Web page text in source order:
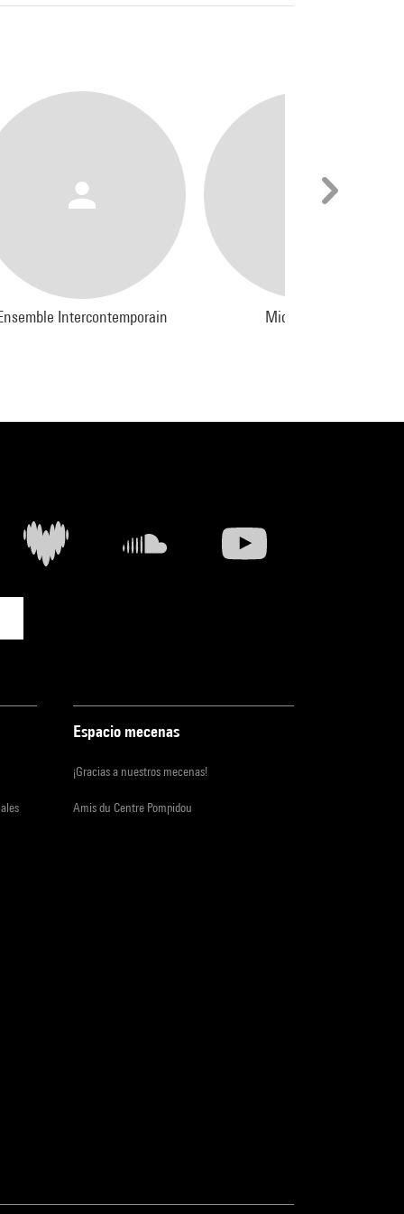
Intercontemporain Michel Cerutti
Espacio mecenas
¡Gracias a nuestros mecenas!
Amis du Centre Pompidou